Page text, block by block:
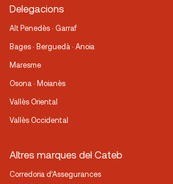
Delegacions
Alt Penedès · Garraf
Bages · Berguedà · Anoia
Maresme
Osona · Moianès
Vallès Oriental
Vallès Occidental
Altres marques del Cateb
Corredoria d’Assegurances